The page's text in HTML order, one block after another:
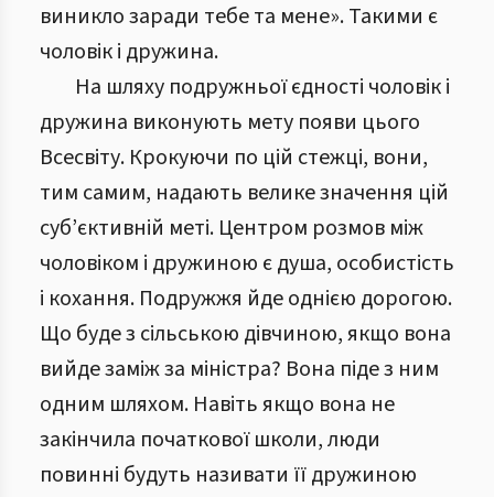
виникло заради тебе та мене». Такими є
чоловік і дружина.
На шляху подружньої єдності чоловік і
дружина виконують мету появи цього
Всесвіту. Крокуючи по цій стежці, вони,
тим самим, надають велике значення цій
суб’єктивній меті. Центром розмов між
чоловіком і дружиною є душа, особистість
і кохання. Подружжя йде однією дорогою.
Що буде з сільською дівчиною, якщо вона
вийде заміж за міністра? Вона піде з ним
одним шляхом. Навіть якщо вона не
закінчила початкової школи, люди
повинні будуть називати її дружиною